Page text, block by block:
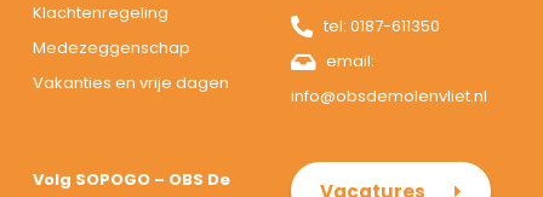
Klachtenregeling
Medezeggenschap
Vakanties en vrije dagen
tel:0187-611350
email:
info@obsdemolenvliet.nl
Volg SOPOGO – OBS De Vacatures